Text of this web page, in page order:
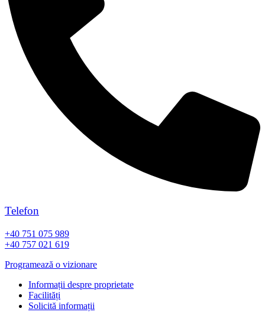
Telefon
+40 751 075 989
+40 757 021 619
Programează o vizionare
Informații despre proprietate
Facilități
Solicită informații